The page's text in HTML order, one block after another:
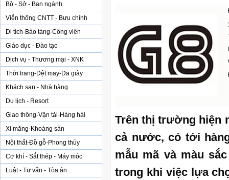
Bộ - Sở - Ban ngành
Viễn thông CNTT - Bưu chính
Di tích-Bảo tàng-Công viên
Giáo dục - Đào tạo
Dịch vụ - Thương mại - XNK
Thời trang-Dệt may-Da giày
Khách sạn - Nhà hàng
Du lịch - Resort
Giao thông-Vận tải-Hàng hải
Xi măng-Khoáng sản
Nội thất-Đồ gỗ-Phong thủy
Cơ khí - Sắt thép - Máy móc
Luật - Tư vấn - Tòa án
Trên thị trường hiện
cả nước, có tới
mẫu mã và màu
trong khi việc lựa